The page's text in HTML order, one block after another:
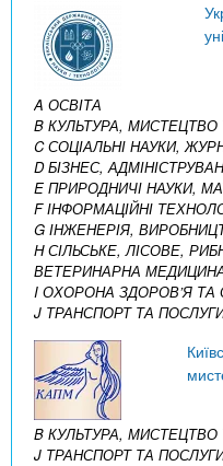
A ОСВІТА
B КУЛЬТУРА, МИСТЕЦТВО
C СОЦІАЛЬНІ НАУКИ,
D БІЗНЕС,
E ПРИРОДНИЧІ НАУКИ,
F ІНФОРМАЦІЙНІ
G ІНЖЕНЕРІЯ,
H СІЛЬСЬКЕ, ЛІСОВЕ,
ВЕТЕРИНАРНА
I ОХОРОНА ЗДОРОВ’Я ТА
J ТРАНСПОРТ ТА
B КУЛЬТУРА, МИСТЕЦТВО
J ТРАНСПОРТ ТА